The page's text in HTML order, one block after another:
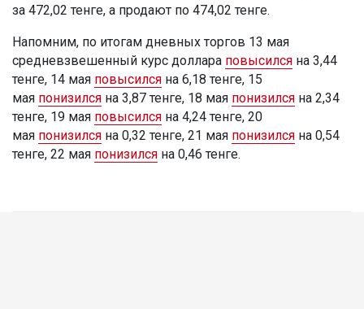
за 472,02 тенге, а продают по 474,02 тенге.
Напомним, по итогам дневных торгов 13 мая
средневзвешенный курс доллара повысился на 3,44
тенге, 14 мая повысился на 6,18 тенге, 15
мая понизился на 3,87 тенге, 18 мая понизился на 2,34
тенге, 19 мая повысился на 4,24 тенге, 20
мая понизился на 0,32 тенге, 21 мая понизился на 0,54
тенге, 22 мая понизился на 0,46 тенге.